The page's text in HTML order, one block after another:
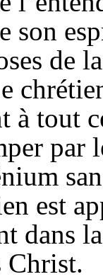
son
de
à tout
par
est
dans
Christ.